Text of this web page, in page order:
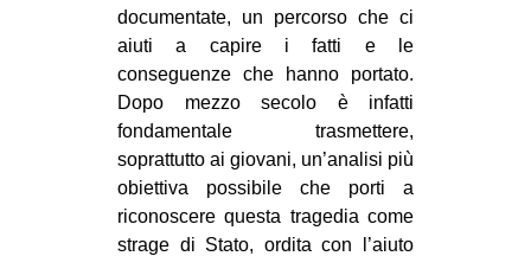
INTERNAZIONALE
AFRICA
ESTREMO ORIENTE
EUROPA
MEDIO ORIENTE
documentate, un percorso che ci
aiuti a capire i fatti e le
conseguenze che hanno portato.
Dopo mezzo secolo è infatti
fondamentale trasmettere,
soprattutto ai giovani, un’analisi più
obiettiva possibile che porti a
riconoscere questa tragedia come
strage di Stato, ordita con l’aiuto